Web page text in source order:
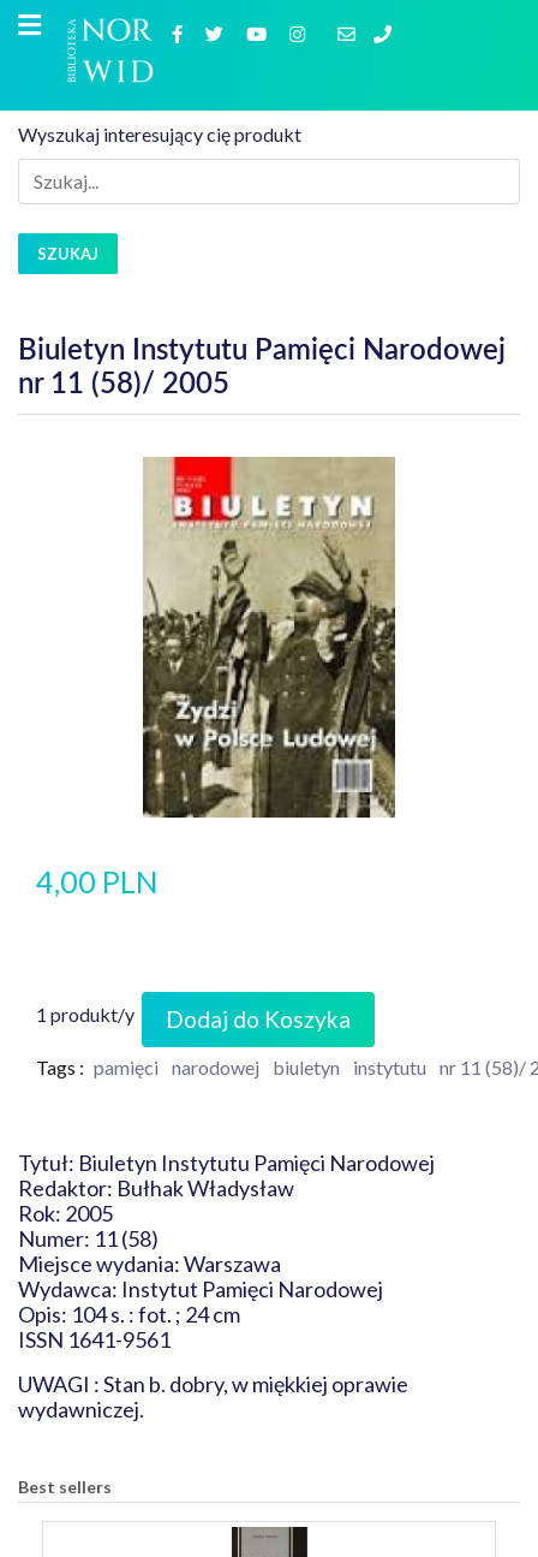
Wyszukaj interesujący cię produkt
SZUKAJ
Biuletyn Instytutu Pamięci Narodowej
nr 11 (58)/ 2005
4,00 PLN
1 produkt/y Dodaj do Koszyka
Tags : pamięci narodowej biuletyn instytutu nr 11 (58)/
Tytuł: Biuletyn Instytutu Pamięci Narodowej
Redaktor: Bułhak Władysław
Rok: 2005
Numer: 11 (58)
Miejsce wydania: Warszawa
Wydawca: Instytut Pamięci Narodowej
Opis: 104 s. : fot. ; 24 cm
ISSN 1641-9561
UWAGI : Stan b. dobry, w miękkiej oprawie
wydawniczej.
Best sellers